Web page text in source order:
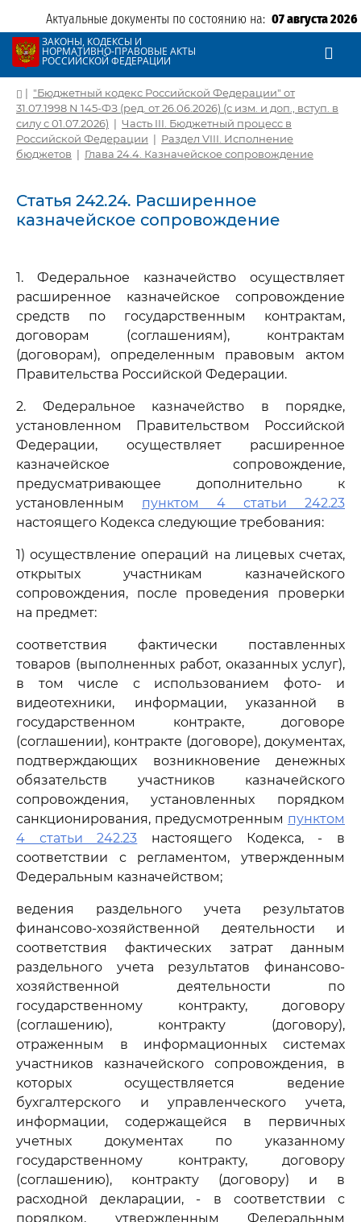
Актуальные документы по состоянию на: 07 августа 2026
ЗАКОНЫ, КОДЕКСЫ И
НОРМАТИВНО-ПРАВОВЫЕ АКТЫ
РОССИЙСКОЙ ФЕДЕРАЦИИ
| "Бюджетный кодекс Российской Федерации" от
31.07.1998 N 145-ФЗ (ред. от 26.06.2026) (с изм. и доп., вступ. в
силу с 01.07.2026) | Часть III. Бюджетный процесс в
Российской Федерации | Раздел VIII. Исполнение
бюджетов | Глава 24.4. Казначейское сопровождение
Статья 242.24. Расширенное
казначейское сопровождение
1. Федеральное казначейство осуществляет
расширенное казначейское сопровождение
средств по государственным контрактам,
договорам (соглашениям), контрактам
(договорам), определенным правовым актом
Правительства Российской Федерации.
2. Федеральное казначейство в порядке,
установленном Правительством Российской
Федерации, осуществляет расширенное
казначейское сопровождение,
предусматривающее дополнительно к
установленным пунктом 4 статьи 242.23
настоящего Кодекса следующие требования:
1) осуществление операций на лицевых счетах,
открытых участникам казначейского
сопровождения, после проведения проверки
на предмет:
соответствия фактически поставленных
товаров (выполненных работ, оказанных услуг),
в том числе с использованием фото- и
видеотехники, информации, указанной в
государственном контракте, договоре
(соглашении), контракте (договоре), документах,
подтверждающих возникновение денежных
обязательств участников казначейского
сопровождения, установленных порядком
санкционирования, предусмотренным пунктом
4 статьи 242.23 настоящего Кодекса, - в
соответствии с регламентом, утвержденным
Федеральным казначейством;
ведения раздельного учета результатов
финансово-хозяйственной деятельности и
соответствия фактических затрат данным
раздельного учета результатов финансово-
хозяйственной деятельности по
государственному контракту, договору
(соглашению), контракту (договору),
отраженным в информационных системах
участников казначейского сопровождения, в
которых осуществляется ведение
бухгалтерского и управленческого учета,
информации, содержащейся в первичных
учетных документах по указанному
государственному контракту, договору
(соглашению), контракту (договору) и в
расходной декларации, - в соответствии с
порядком, утвержденным Федеральным